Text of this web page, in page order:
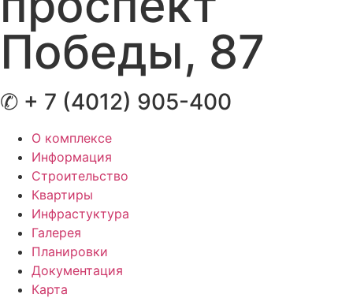
Победы, 87
✆ + 7 (4012) 905-400
О комплексе
Информация
Строительство
Квартиры
Инфрастуктура
Галерея
Планировки
Документация
Карта